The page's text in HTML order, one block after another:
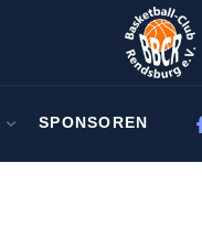
SPONSOREN